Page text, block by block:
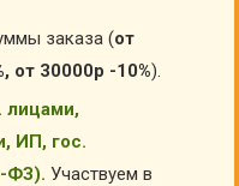
заказа (от
от 30000р -10%).
лицами,
ИП, гос.
ФЗ). Участвуем в